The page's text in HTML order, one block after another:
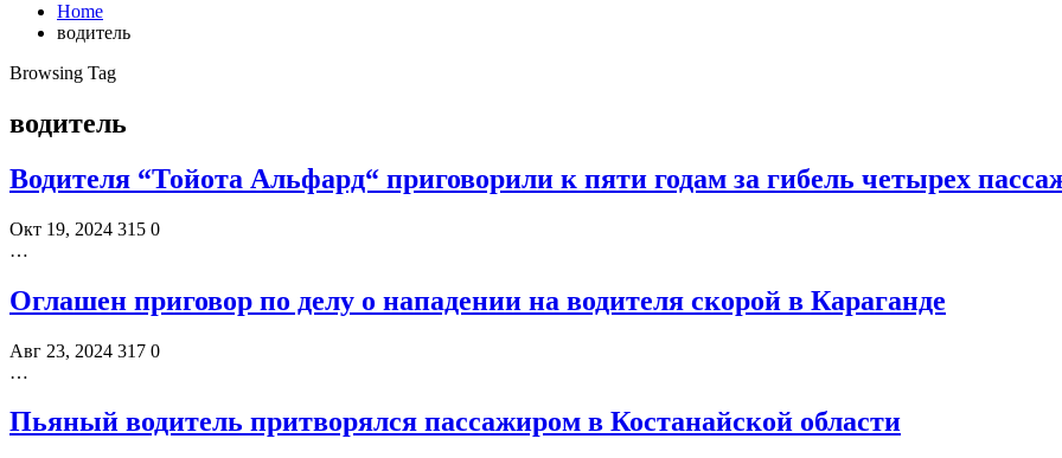
Home
водитель
Browsing Tag
водитель
Водителя “Тойота Альфард“ приговорили к пяти годам за гибель четырех
Окт 19, 2024 315 0
…
Оглашен приговор по делу о нападении на водителя скорой в Караганде
Авг 23, 2024 317 0
…
Пьяный водитель притворялся пассажиром в Костанайской области